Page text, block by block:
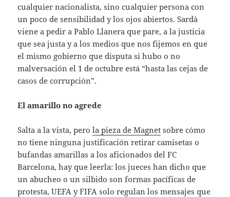
cualquier nacionalista, sino cualquier persona con
un poco de sensibilidad y los ojos abiertos. Sardà
viene a pedir a Pablo Llanera que pare, a la justicia
que sea justa y a los medios que nos fijemos en que
el mismo gobierno que disputa si hubo o no
malversación el 1 de octubre está “hasta las cejas de
casos de corrupción”.
El amarillo no agrede
Salta a la vista, perola pieza de Magnet sobre cómo
no tiene ninguna justificación retirar camisetas o
bufandas amarillas a los aficionados del FC
Barcelona, hay que leerla: los jueces han dicho que
un abucheo o un silbido son formas pacíficas de
protesta, UEFA y FIFA solo regulan los mensajes que